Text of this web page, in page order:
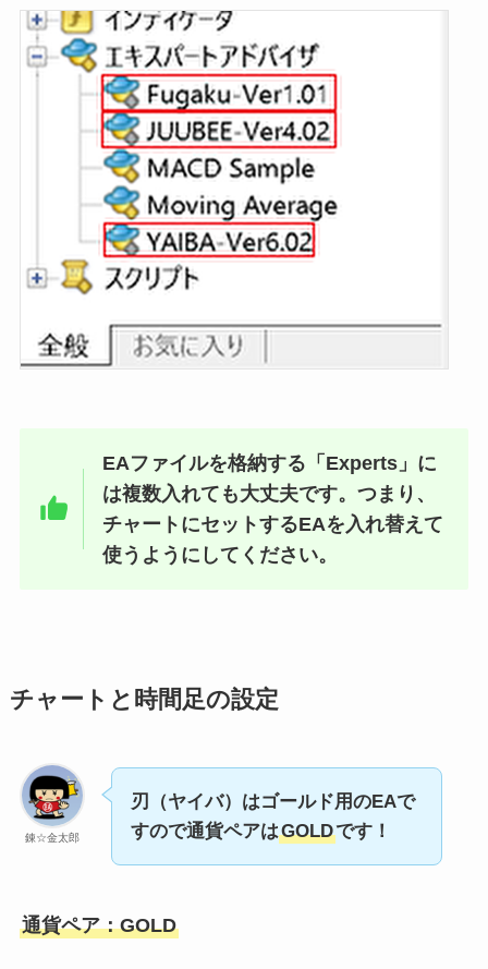
EAファイルを格納する「Experts」に
は複数入れても大丈夫です。つまり、
チャートにセットするEAを入れ替えて
使うようにしてください。
チャートと時間足の設定
錬☆金太郎
刃（ヤイバ）はゴールド用のEAで
すので通貨ペアはGOLDです！
通貨ペア：GOLD